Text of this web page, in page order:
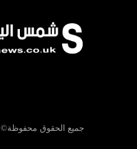
جميع الحقوق محفوظة©